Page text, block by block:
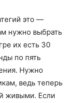
это —
нужно выбрать
их есть 30
по пять
Нужно
ведь теперь
живыми. Если